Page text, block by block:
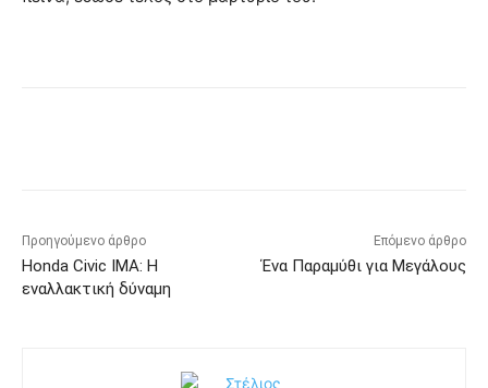
Προηγούμενο άρθρο
Honda Civic IMA: Η
εναλλακτική δύναμη
Επόμενο άρθρο
Ένα Παραμύθι για Μεγάλους